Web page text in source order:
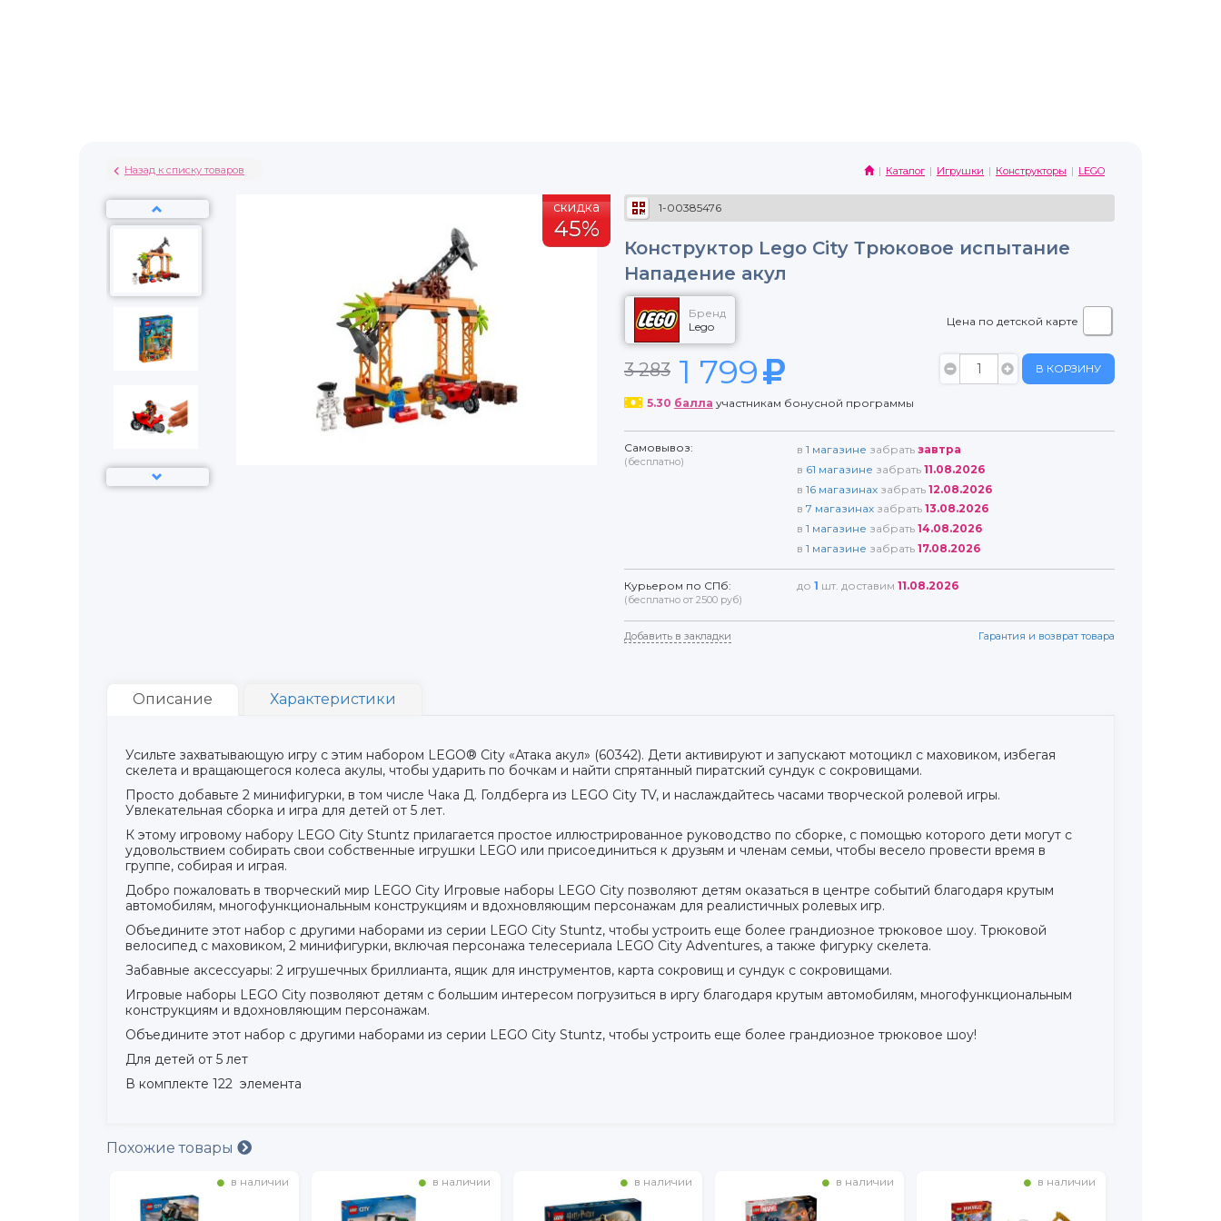
Назад к списку товаров Каталог Игрушки Конструкторы LEGO
скидка
45%
1-00385476
Конструктор Lego City Трюковое испытание
Нападение акул
Бренд
Lego
Цена по детской карте
3 283 1 799 В КОРЗИНУ
5.30 балла участникам бонусной программы
Самовывоз:
(бесплатно)
в 1 магазине забрать завтра
в 61 магазине забрать 11.08.2026
в 16 магазинах забрать 12.08.2026
в 7 магазинах забрать 13.08.2026
в 1 магазине забрать 14.08.2026
в 1 магазине забрать 17.08.2026
Курьером по СПб:
(бесплатно от 2500 руб)
до 1 шт. доставим 11.08.2026
Добавить в закладки Гарантия и возврат товара
Описание Характеристики
Усильте захватывающую игру с этим набором LEGO® City «Атака акул» (60342). Дети активируют и запускают мотоцикл с маховиком, избегая
скелета и вращающегося колеса акулы, чтобы ударить по бочкам и найти спрятанный пиратский сундук с сокровищами.
Просто добавьте 2 минифигурки, в том числе Чака Д. Голдберга из LEGO City TV, и наслаждайтесь часами творческой ролевой игры.
Увлекательная сборка и игра для детей от 5 лет.
К этому игровому набору LEGO City Stuntz прилагается простое иллюстрированное руководство по сборке, с помощью которого дети могут с
удовольствием собирать свои собственные игрушки LEGO или присоединиться к друзьям и членам семьи, чтобы весело провести время в
группе, собирая и играя.
Добро пожаловать в творческий мир LEGO City Игровые наборы LEGO City позволяют детям оказаться в центре событий благодаря крутым
автомобилям, многофункциональным конструкциям и вдохновляющим персонажам для реалистичных ролевых игр.
Объедините этот набор с другими наборами из серии LEGO City Stuntz, чтобы устроить еще более грандиозное трюковое шоу. Трюковой
велосипед с маховиком, 2 минифигурки, включая персонажа телесериала LEGO City Adventures, а также фигурку скелета.
Забавные аксессуары: 2 игрушечных бриллианта, ящик для инструментов, карта сокровищ и сундук с сокровищами.
Игровые наборы LEGO City позволяют детям с большим интересом погрузиться в иргу благодаря крутым автомобилям, многофункциональным
конструкциям и вдохновляющим персонажам.
Объедините этот набор с другими наборами из серии LEGO City Stuntz, чтобы устроить еще более грандиозное трюковое шоу!
Для детей от 5 лет
В комплекте 122 элемента
Похожие товары
в наличии в наличии в наличии в наличии в наличии